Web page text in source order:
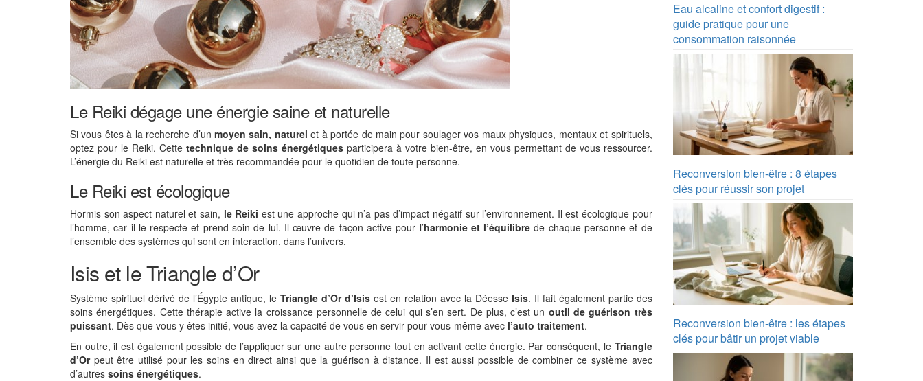
Le Reiki dégage une énergie saine et naturelle
Si vous êtes à la recherche d’unmoyen sain, naturel et à portée de main pour soulager vos maux physiques, mentaux et spirituels,
optez pour le Reiki. Cette technique de soins énergétiquesparticipera à votre bien-être, en vous permettant de vous ressourcer.
L’énergie du Reiki est naturelle et très recommandée pour le quotidien de toute personne.
Le Reiki est écologique
Hormis son aspect naturel et sain, le Reiki est une approche qui n’a pas d’impact négatif sur l’environnement. Il est écologique pour
l’homme, car il le respecte et prend soin de lui. Il œuvre de façon active pour l’harmonie et l’équilibrede chaque personne et de
l’ensemble des systèmes qui sont en interaction, dans l’univers.
Isis et le Triangle d’Or
Système spirituel dérivé de l’Égypte antique, le Triangle d’Or d’Isis est en relation avec la Déesse Isis. Il fait également partie des
soins énergétiques. Cette thérapie active la croissance personnelle de celui qui s’en sert. De plus, c’est un outil de guérison très
puissant. Dès que vous y êtes initié, vous avez la capacité de vous en servir pour vous-même avec l’auto traitement.
En outre, il est également possible de l’appliquer sur une autre personne tout en activant cette énergie. Par conséquent, le Triangle
d’Orpeut être utilisé pour les soins en direct ainsi que la guérison à distance. Il est aussi possible de combiner ce système avec
d’autres soins énergétiques.
Eau alcaline et confort digestif :
guide pratique pour une
consommation raisonnée
Reconversion bien-être : 8 étapes
clés pour réussir son projet
Reconversion bien-être : les étapes
clés pour bâtir un projet viable